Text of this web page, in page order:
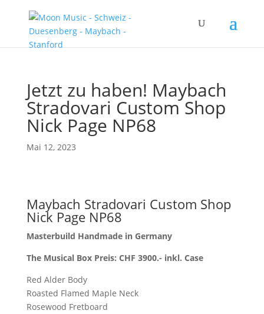
Jetzt zu haben! Maybach
Stradovari Custom Shop
Nick Page NP68
Mai 12, 2023
Maybach Stradovari Custom Shop
Nick Page NP68
Masterbuild Handmade in Germany
The Musical Box Preis: CHF 3900.- inkl. Case
Red Alder Body
Roasted Flamed Maple Neck
Rosewood Fretboard